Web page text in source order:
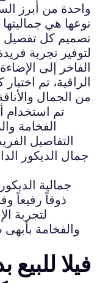
واحدة من أبرز
نوعها هي جماليتها
تصميم كل تفصيل
لتوفير تجربة
الفاخر إلى
الراقية، تم
من الجمال
تم استخدام
الفخامة
التفاصيل
جمال الديكور
جمالية
ذوقاً رفيعاً
لتجربة
والفخامة
فيلا